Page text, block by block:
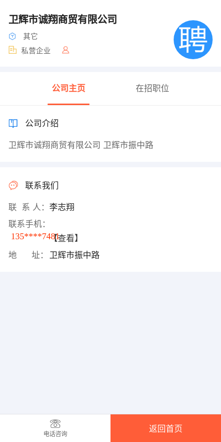
卫辉市诚翔商贸有限公司
其它
私营企业
公司主页 在招职位
公司介绍
卫辉市诚翔商贸有限公司 卫辉市振中路
联系我们
联 系 人： 李志翔
联系手机：
135****7481【查看】
地 址：
卫辉市振中路
电话咨询
返回首页